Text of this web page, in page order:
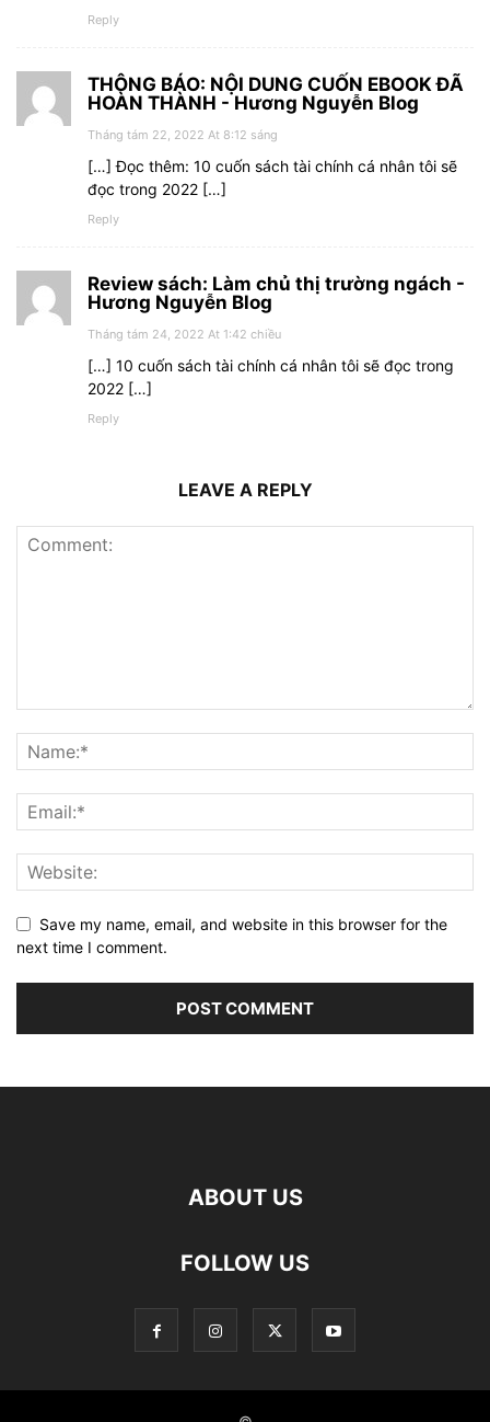
Reply
THÔNG BÁO: NỘI DUNG CUỐN EBOOK ĐÃ
HOÀN THÀNH - Hương Nguyễn Blog
Tháng tám 22, 2022 At 8:12 sáng
[…] Đọc thêm: 10 cuốn sách tài chính cá nhân tôi sẽ
đọc trong 2022 […]
Reply
Review sách: Làm chủ thị trường ngách -
Hương Nguyễn Blog
Tháng tám 24, 2022 At 1:42 chiều
[…] 10 cuốn sách tài chính cá nhân tôi sẽ đọc trong
2022 […]
Reply
LEAVE A REPLY
Save my name, email, and website in this browser for the
next time I comment.
ABOUT US
FOLLOW US